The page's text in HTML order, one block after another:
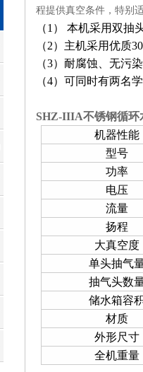
程提供真空条件，特别
（1） 本机采用双
（2）主机采用优质
（3）耐腐蚀、无污
（4）可同时有两名
SHZ-IIIA不锈钢循环
机器性能
型号
功率
电压
流量
扬程
大真空度
单头抽气
抽气头数
储水箱容
材质
外形尺寸
全机重量